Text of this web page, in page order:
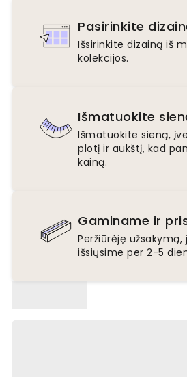
Pasirinkite
Išsirinkite dizainą iš
kolekcijos.
Išmatuokite
Išmatuokite sieną,
plotį ir aukštį, kad
kainą.
Gaminame ir
Peržiūrėję
išsiųsime per 2-5